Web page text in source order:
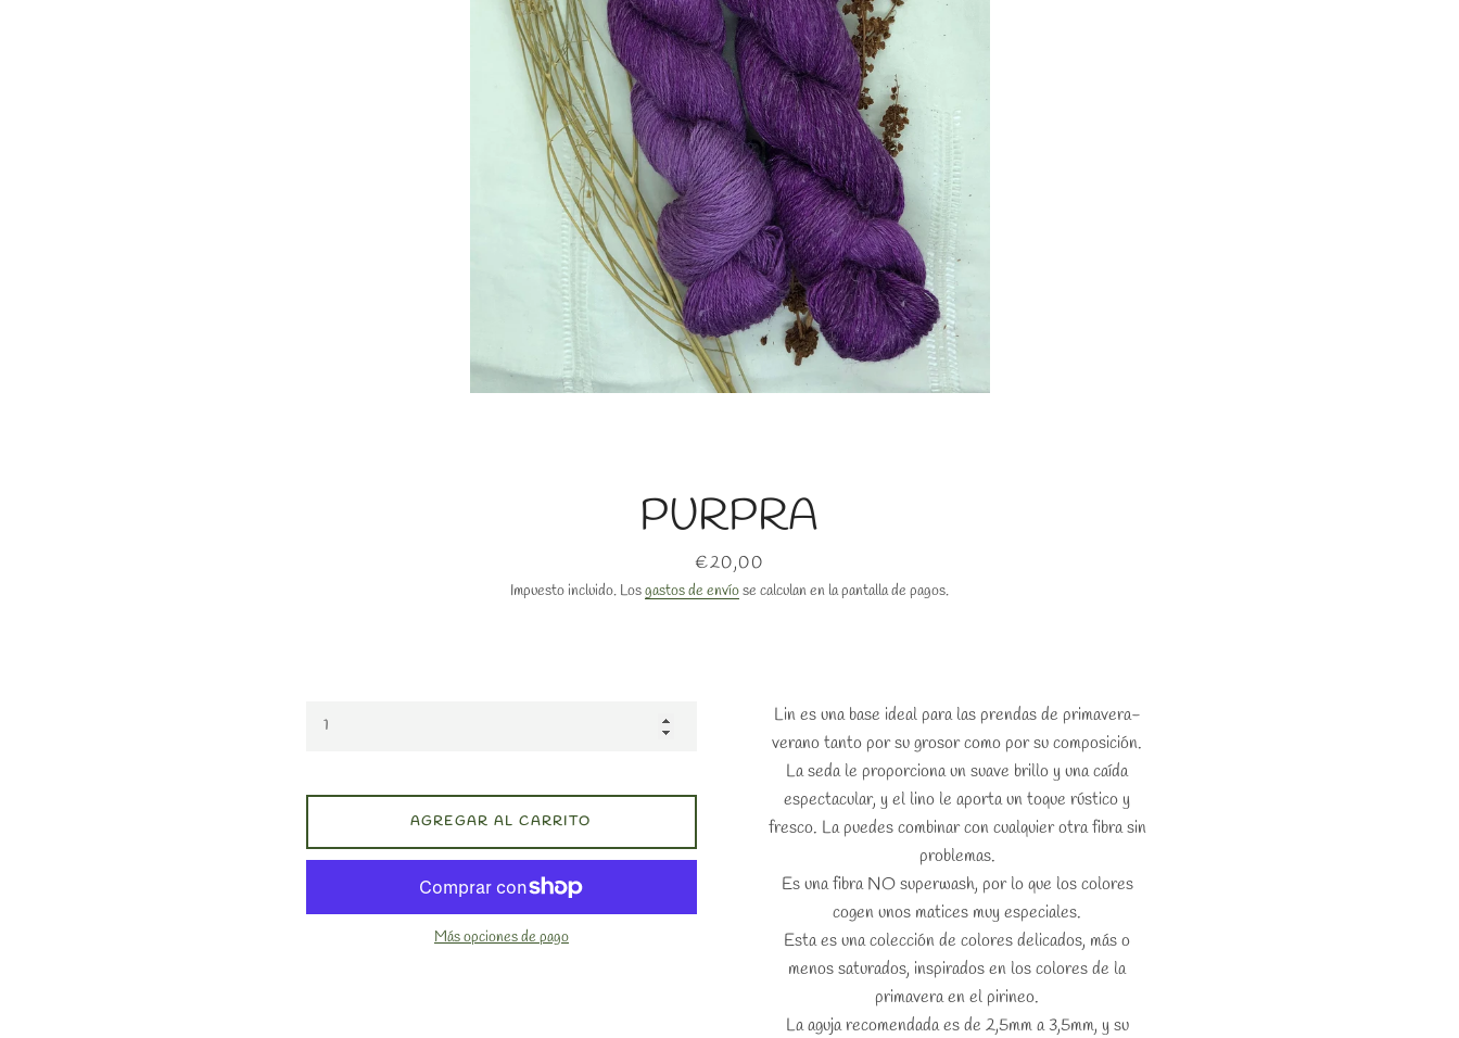
BUSCAR
PURPRA
Precio
€20,00
Impuesto incluido. Losgastos de envíose calculan en la pantalla de pagos.
Lin es una base ideal para las prendas de primavera-
verano tanto por su grosor como por su composición.
La seda le proporciona un suave brillo y una caída
espectacular, y el lino le aporta un toque rústico y
fresco. La puedes combinar con cualquier otra fibra sin
problemas.
Es una fibra NO superwash, por lo que los colores
cogen unos matices muy especiales.
Esta es una colección de colores delicados, más o
menos saturados, inspirados en los colores de la
primavera en el pirineo.
La aguja recomendada es de 2,5mm a 3,5mm, y su
AGREGAR AL CARRITO
Más opciones de pago